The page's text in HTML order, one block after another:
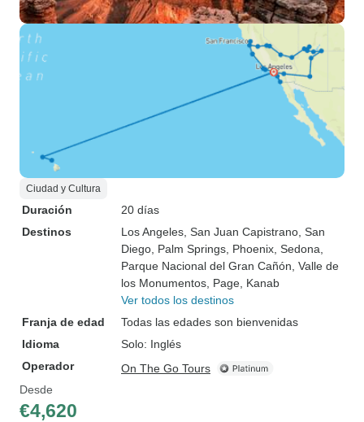
Ciudad y Cultura
Duración
20 días
Destinos
Los Angeles , San Juan Capistrano , San
Diego , Palm Springs , Phoenix , Sedona
Parque Nacional del Gran Cañón , Valle de
los Monumentos , Page , Kanab
Ver todos los destinos
Franja de edad
Todas las edades son bienvenidas
Idioma
Solo: Inglés
Operador
On The Go Tours
Desde
€4,620